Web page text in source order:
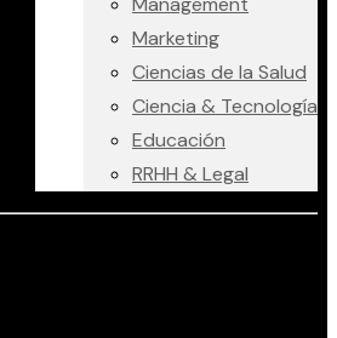
Marketing
Ciencias de la Salud
Ciencia & Tecnología
Educación
RRHH & Legal